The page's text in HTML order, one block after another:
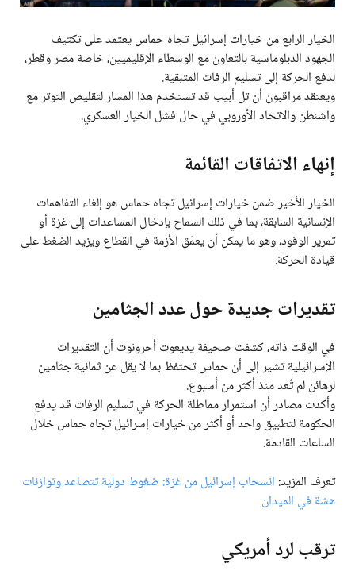
الخيار الرابع من خيارات إسرائيل تجاه حماس يعتمد على تكثيف
الجهود الدبلوماسية بالتعاون مع الوسطاء الإقليميين، خاصة مصر وقطر،
لدفع الحركة إلى تسليم الرفات المتبقية.
ويعتقد مراقبون أن تل أبيب قد تستخدم هذا المسار لتقليص التوتر مع
واشنطن والاتحاد الأوروبي في حال فشل الخيار العسكري.
إنهاء الاتفاقات القائمة
الخيار الأخير ضمن خيارات إسرائيل تجاه حماس هو إلغاء التفاهمات
الإنسانية السابقة، بما في ذلك السماح بإدخال المساعدات إلى غزة أو
تمرير الوقود، وهو ما يمكن أن يعمّق الأزمة في القطاع ويزيد الضغط على
قيادة الحركة.
تقديرات جديدة حول عدد الجثامين
في الوقت ذاته، كشفت صحيفة يديعوت أحرونوت أن التقديرات
الإسرائيلية تشير إلى أن حماس تحتفظ بما لا يقل عن ثمانية جثامين
لرهائن لم تُعد منذ أكثر من أسبوع.
وأكدت مصادر أن استمرار مماطلة الحركة في تسليم الرفات قد يدفع
الحكومة لتطبيق واحد أو أكثر من خيارات إسرائيل تجاه حماس خلال
الساعات القادمة.
تعرف المزيد: انسحاب إسرائيل من غزة: ضغوط دولية تتصاعد وتوازنات
هشة في الميدان
ترقب لرد أمريكي